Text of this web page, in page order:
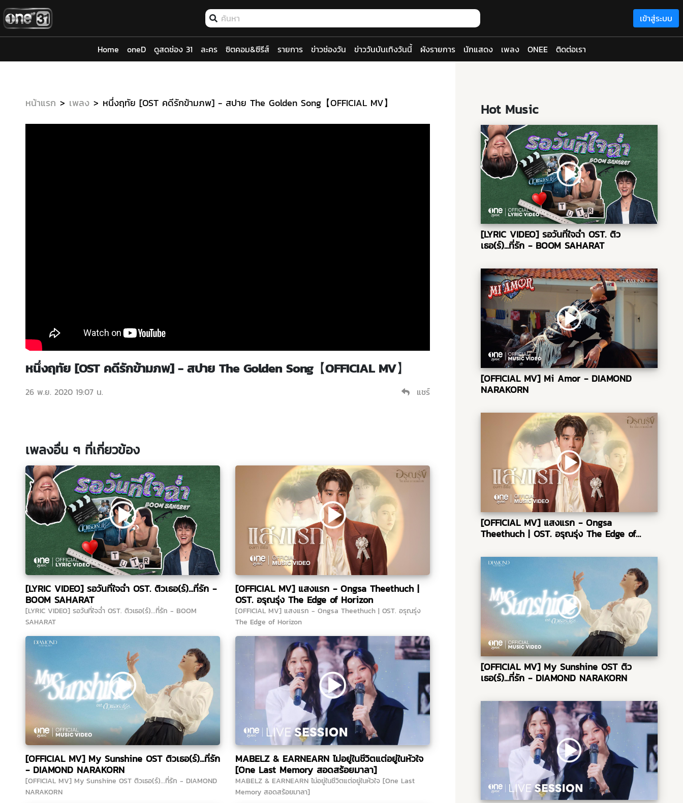
เข้าสู่ระบบ
Home oneD ดูสดช่อง 31 ละคร ซิตคอม&ซีรีส์ รายการ ข่าวช่องวัน ข่าววันบันเทิงวันนี้ ผังรายการ นักแสดง เพลง ONEE ติดต่อเรา
หน้าแรก เพลง หนึ่งฤทัย [OST คดีรักข้ามภพ] - สปาย The Golden Song【OFFICIAL MV】
หนึ่งฤทัย [OST คดีรักข้ามภพ] - สปาย The Golden Song【OFFICIAL MV】
26 พ.ย. 2020 19:07 น. แชร์
เพลงอื่น ๆ ที่เกี่ยวข้อง
[LYRIC VIDEO] รอวันที่ใจฉ่ำ OST. ติวเธอ(ร์)...ที่รัก -
BOOM SAHARAT
[LYRIC VIDEO] รอวันที่ใจฉ่ำ OST. ติวเธอ(ร์)...ที่รัก - BOOM
SAHARAT
[OFFICIAL MV] แสงแรก - Ongsa Theethuch |
OST. อรุณรุ่ง The Edge of Horizon
[OFFICIAL MV] แสงแรก - Ongsa Theethuch | OST. อรุณรุ่ง
The Edge of Horizon
[OFFICIAL MV] My Sunshine OST ติวเธอ(ร์)...ที่รัก
- DIAMOND NARAKORN
[OFFICIAL MV] My Sunshine OST ติวเธอ(ร์)...ที่รัก - DIAMOND
NARAKORN
MABELZ & EARNEARN ไม่อยู่ในชีวิตแต่อยู่ในหัวใจ
[One Last Memory สอดสร้อยมาลา]
MABELZ & EARNEARN ไม่อยู่ในชีวิตแต่อยู่ในหัวใจ [One Last
Memory สอดสร้อยมาลา]
Hot Music
[LYRIC VIDEO] รอวันที่ใจฉ่ำ OST. ติว
เธอ(ร์)...ที่รัก - BOOM SAHARAT
[OFFICIAL MV] Mi Amor - DIAMOND
NARAKORN
[OFFICIAL MV] แสงแรก - Ongsa
Theethuch | OST. อรุณรุ่ง The Edge of
[OFFICIAL MV] My Sunshine OST ติว
เธอ(ร์)...ที่รัก - DIAMOND NARAKORN